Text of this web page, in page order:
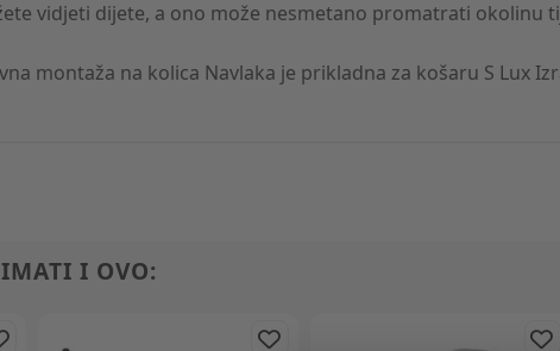
vidjeti dijete, a ono može nesmetano promatrati okolinu
montaža na kolica Navlaka je prikladna za košaru S
I OVO: